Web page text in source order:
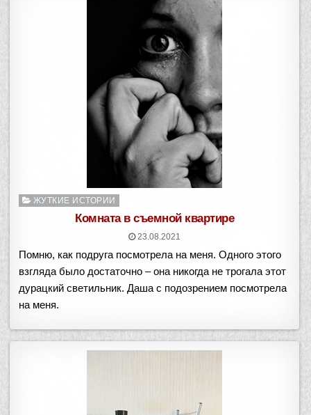
Опубликовано
ЖУТКИЕ ИСТОРИИ
Комната в съемной квартире
23.08.2021
Помню, как подруга посмотрела на меня. Одного этого
взгляда было достаточно – она никогда не трогала этот
дурацкий светильник. Даша с подозрением посмотрела
на меня.